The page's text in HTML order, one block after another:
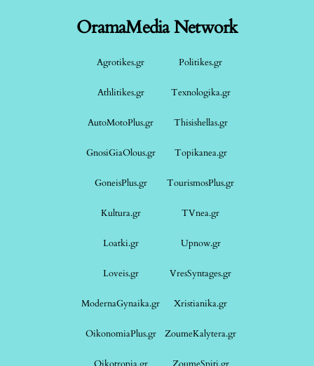
OramaMedia Network
Agrotikes.gr Politikes.gr
Athlitikes.gr Texnologika.gr
AutoMotoPlus.gr Thisishellas.gr
GnosiGiaOlous.gr Topikanea.gr
GoneisPlus.gr TourismosPlus.gr
Kultura.gr TVnea.gr
Loatki.gr Upnow.gr
Loveis.gr VresSyntages.gr
ModernaGynaika.gr Xristianika.gr
OikonomiaPlus.gr ZoumeKalytera.gr